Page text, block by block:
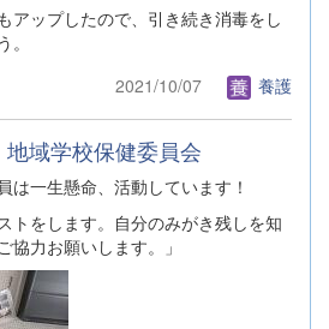
アップしたので、引き続き消毒をし
2021/10/07
養護
域学校保健委員会
は一生懸命、活動しています！
トをします。自分のみがき残しを知
協力お願いします。」